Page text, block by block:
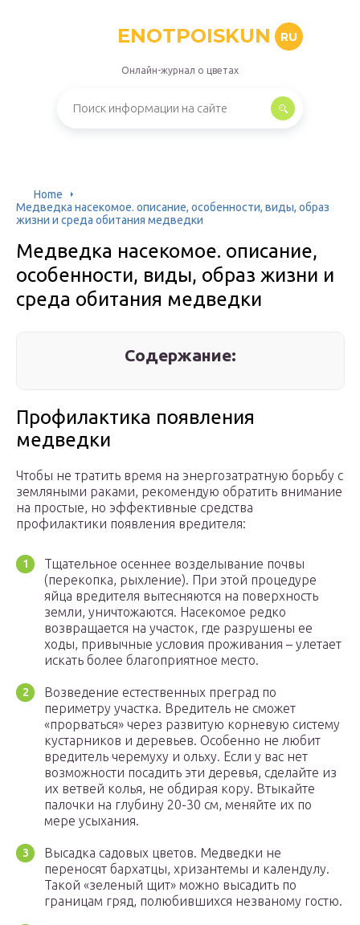
ENOTPOISKUN RU
Онлайн-журнал о цветах
Home
Медведка насекомое. описание, особенности, виды, образ
жизни и среда обитания медведки
Медведка насекомое. описание,
особенности, виды, образ жизни и
среда обитания медведки
Содержание:
Профилактика появления
медведки
Чтобы не тратить время на энергозатратную борьбу с
земляными раками, рекомендую обратить внимание
на простые, но эффективные средства
профилактики появления вредителя:
Тщательное осеннее возделывание почвы
(перекопка, рыхление). При этой процедуре
яйца вредителя вытесняются на поверхность
земли, уничтожаются. Насекомое редко
возвращается на участок, где разрушены ее
ходы, привычные условия проживания – улетает
искать более благоприятное место.
Возведение естественных преград по
периметру участка. Вредитель не сможет
«прорваться» через развитую корневую систему
кустарников и деревьев. Особенно не любит
вредитель черемуху и ольху. Если у вас нет
возможности посадить эти деревья, сделайте из
их ветвей колья, не обдирая кору. Втыкайте
палочки на глубину 20-30 см, меняйте их по
мере усыхания.
Высадка садовых цветов. Медведки не
переносят бархатцы, хризантемы и календулу.
Такой «зеленый щит» можно высадить по
границам гряд, полюбившихся незваному гостю.